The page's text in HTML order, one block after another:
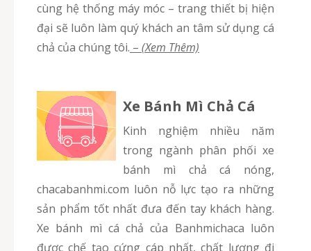
cùng hệ thống máy móc – trang thiết bị hiện
đại sẽ luôn làm quý khách an tâm sử dụng cá
chả của chúng tôi. – (Xem Thêm)
Xe Bánh Mì Chả Cá
Kinh nghiệm nhiều năm
trong ngành phân phối xe
bánh mì chả cá nóng,
chacabanhmi.com luôn nỗ lực tạo ra những
sản phẩm tốt nhất đưa đến tay khách hàng.
Xe bánh mì cá chả của Banhmichaca luôn
được chế tạo cứng cáp nhất, chất lượng đi